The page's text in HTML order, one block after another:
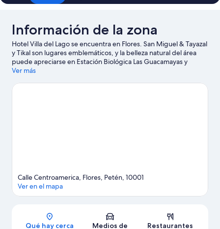
Información de la zona
Hotel Villa del Lago se encuentra en Flores. San Miguel & Tayazal
y Tikal son lugares emblemáticos, y la belleza natural del área
puede apreciarse en Estación Biológica Las Guacamayas y
Parque Central. También puedes darte una vuelta por Muelle de
nuestra guía de Flores
Ver más
Sección del mapa
Calle Centroamerica, Flores, Petén, 10001
Ver en el mapa
Qué hay cerca Medios de Restaurantes